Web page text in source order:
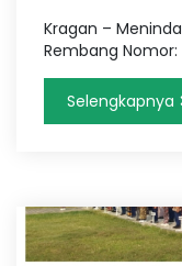
Kragan –
Rembang Nomor:
Selengkapnya